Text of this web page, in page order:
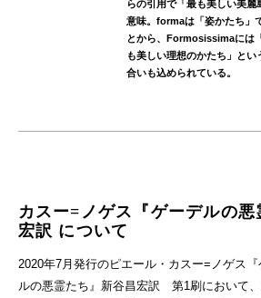
らの引用で「最も美しい美麗
意味。formaは「姿かたち」
とから、Formosissimaには
も美しい理想のかたち」とい
合いも込められている。
カスー=ノゲス『ゲーデルの
宏訳 について
2020年7月発行のピエール・カスー=ノゲス『
ルの悪霊たち』新谷昌宏訳 第1刷において